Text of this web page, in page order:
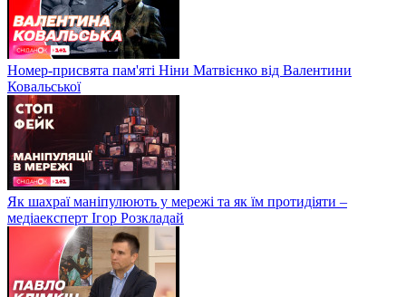
Номер-присвята пам'яті Ніни Матвієнко від Валентини
Ковальської
Як шахраї маніпулюють у мережі та як їм протидіяти –
медіаексперт Ігор Розкладай